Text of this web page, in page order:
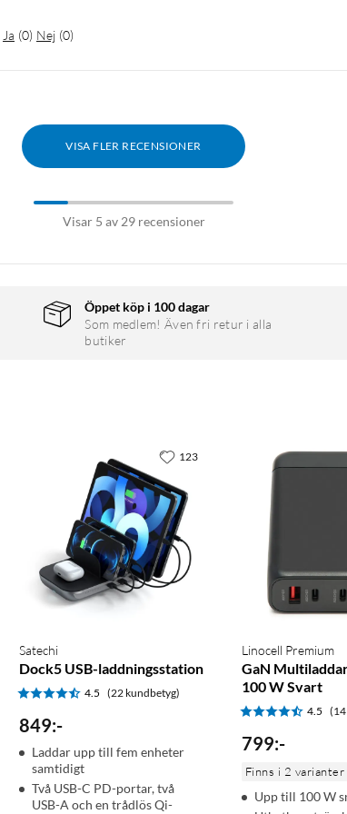
QC3.0
Fördelningsdosa Fördelningskontakt Elförgrening
Ja (0) Nej (0)
VISA FLER RECENSIONER
Visar 5 av 29 recensioner
Öppet köp i 100 dagar
Som medlem! Även fri retur i alla
butiker
Satechi
Dock5 USB-laddningsstation
4.5 (22 kundbetyg)
849:-
Laddar upp till fem enheter
samtidigt
Två USB-C PD-portar, två
USB-A och en trådlös Qi-
123
Linocell Premium
GaN
100 W Svart
4.5
799:-
Finns i 2 varianter
Upp till 100 W